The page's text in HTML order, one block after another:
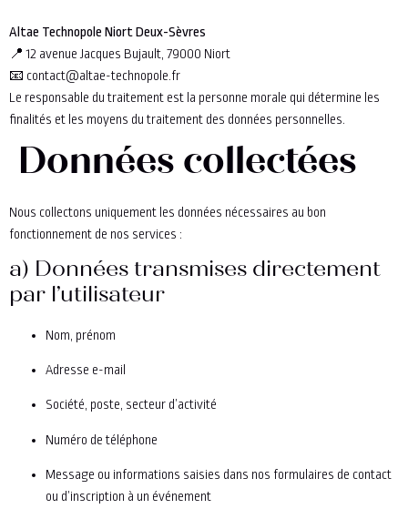
Altae Technopole Niort Deux-Sèvres
📍 12 avenue Jacques Bujault, 79000 Niort
📧 contact@altae-technopole.fr
Le responsable du traitement est la personne morale qui détermine les
finalités et les moyens du traitement des données personnelles.
Données collectées
Nous collectons uniquement les données nécessaires au bon
fonctionnement de nos services :
a) Données transmises directement
par l’utilisateur
Nom, prénom
Adresse e-mail
Société, poste, secteur d’activité
Numéro de téléphone
Message ou informations saisies dans nos formulaires de contact
ou d’inscription à un événement